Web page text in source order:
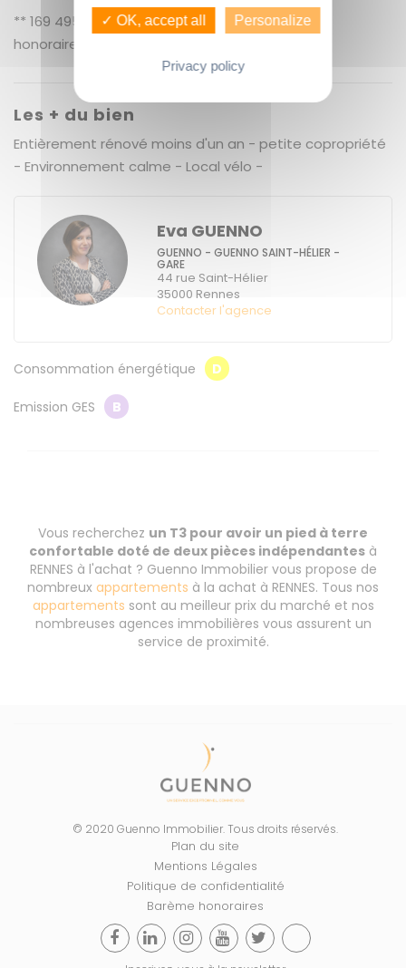
** 169 495 € honoraires inclus | 160 000 € hors
honoraires
Les + du bien
Entièrement rénové moins d'un an - petite copropriété
- Environnement calme - Local vélo -
Eva GUENNO
GUENNO - GUENNO SAINT-HÉLIER -
GARE
44 rue Saint-Hélier
35000 Rennes
Contacter l'agence
Consommation énergétique D
Emission GES B
Vous recherchez un T3 pour avoir un pied à terre
confortable doté de deux pièces indépendantes à
RENNES à l'achat ? Guenno Immobilier vous propose de
nombreux appartements à la achat à RENNES. Tous nos
appartements sont au meilleur prix du marché et nos
nombreuses agences immobilières vous assurent un
service de proximité.
© 2020 Guenno Immobilier. Tous droits réservés.
Plan du site
Mentions Légales
Politique de confidentialité
Barème honoraires
✓ OK, accept all Personalize
Privacy policy